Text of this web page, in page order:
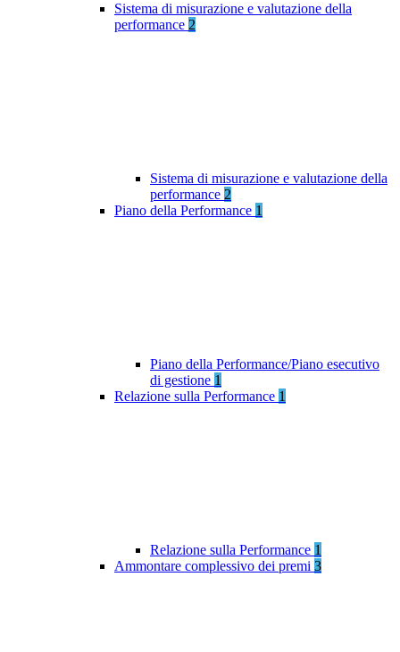
Sistema di misurazione e valutazione della
performance 2
Sistema di misurazione e valutazione della
performance 2
Piano della Performance 1
Piano della Performance/Piano esecutivo
di gestione 1
Relazione sulla Performance 1
Relazione sulla Performance 1
Ammontare complessivo dei premi 3